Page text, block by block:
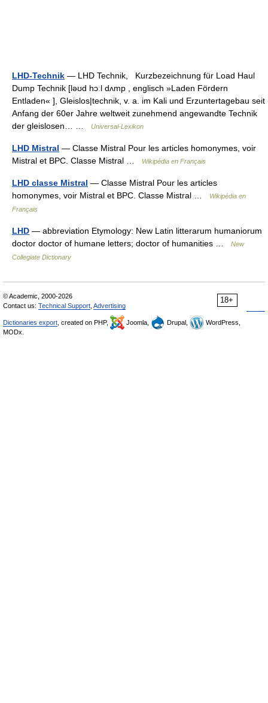
LHD-Technik — LHD Technik, Kurzbezeichnung für Load Haul
Dump Technik [ləʊd hɔːl dʌmp , englisch »Laden Fördern
Entladen« ], Gleislos|technik, v. a. im Kali und Erzuntertagebau seit
Anfang der 60er Jahre weltweit zunehmend angewandte Technik
der gleislosen… …
Universal-Lexikon
LHD Mistral — Classe Mistral Pour les articles homonymes, voir
Mistral et BPC. Classe Mistral …
Wikipédia en Français
LHD classe Mistral — Classe Mistral Pour les articles
homonymes, voir Mistral et BPC. Classe Mistral …
Wikipédia en
Français
LHD — abbreviation Etymology: New Latin litterarum humaniorum
doctor doctor of humane letters; doctor of humanities …
New
Collegiate Dictionary
18+
© Academic, 2000-2026
Contact us: Technical Support Advertising
Dictionaries export , created on PHP, Joomla, Drupal,
WordPress,
MODx.